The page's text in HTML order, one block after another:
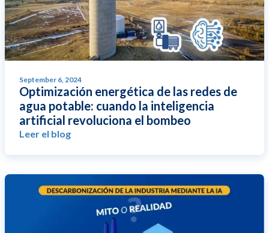
September 6, 2024
Optimización energética de las redes de
agua potable: cuando la inteligencia
artificial revoluciona el bombeo
Leer el blog